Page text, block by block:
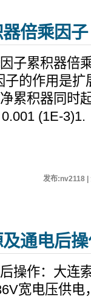
倍乘因子
子累积器倍
的作用是扩
累积器同时
(1E-
发布:nv2118 |
通电后
操作：大连
宽电压供